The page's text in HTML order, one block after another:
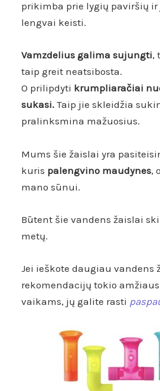
prikimba prie lygių paviršių ir
lengvai keisti.
Vamzdelius galima sujungti,
taip greit neatsibosta.
O prilipdyti krumpliaračiai
sukasi.Taip jie skleidžia
pralinksmina mažuosius.
Mums šie žaislai yra
kuris palengvino maudynes,
mano sūnui.
Būtent šie vandens žaislai
metų.
Jei ieškote daugiau vandens
rekomendacijų tokio
vaikams, jų galite rasti